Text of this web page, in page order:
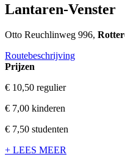
Lantaren-Venster
Otto Reuchlinweg 996,
Routebeschrijving
Prijzen
€ 10,50 regulier
€ 7,00 kinderen
€ 7,50 studenten
+ LEES MEER